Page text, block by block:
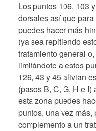
Los puntos 106, 103
dorsales así que
puedes hacer más
(ya sea repitiendo
tratamiento general
limitándote a estos
126, 43 y 45 alivian
(pasos B, C, G, H e
esta zona puedes
puntos, una vez más,
complemento a un